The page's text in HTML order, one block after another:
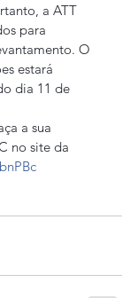
a ATT
para
O
estará
dia 11 de
a sua
no site da